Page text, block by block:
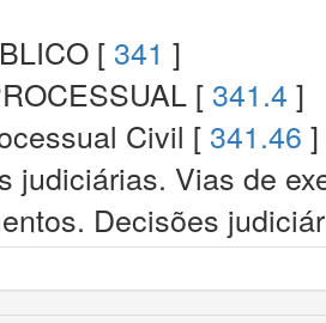
[ 341 ]
[ 341.4 ]
Civil [ 341.46 ]
judiciárias. Vias de
Decisões